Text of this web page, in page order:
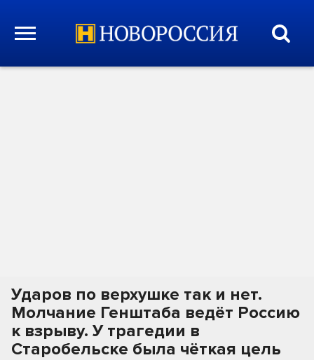
Ударов по верхушке так и нет.
Молчание Генштаба ведёт Россию
к взрыву. У трагедии в
Старобельске была чёткая цель